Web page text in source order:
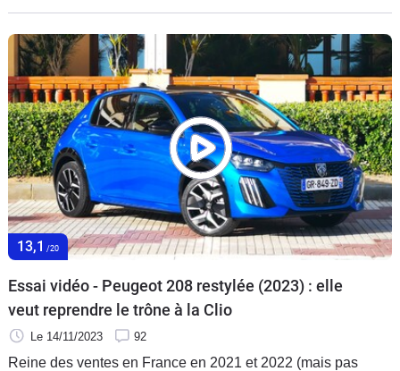
avec cet essai de la seule version disponible, la GT.
13,1 /20
Essai vidéo - Peugeot 208 restylée (2023) : elle
veut reprendre le trône à la Clio
Le 14/11/2023 92
Reine des ventes en France en 2021 et 2022 (mais pas